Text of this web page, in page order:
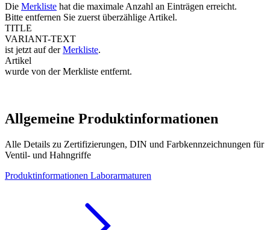
Die Merkliste hat die maximale Anzahl an Einträgen erreicht.
Bitte entfernen Sie zuerst überzählige Artikel.
TITLE
VARIANT-TEXT
ist jetzt auf derMerkliste.
Artikel
wurde von der Merkliste entfernt.
Allgemeine Produktinformationen
Alle Details zu Zertifizierungen, DIN und Farbkennzeichnungen für
Ventil- und Hahngriffe
Produktinformationen Laborarmaturen